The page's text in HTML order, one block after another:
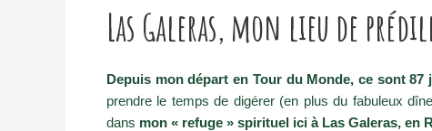
Las Galeras, mon lieu de
Depuis mon départ en Tour du Monde, ce sont 87
prendre le temps de digérer (en plus du fabuleux
dans mon « refuge » spirituel ici à Las Galeras, en